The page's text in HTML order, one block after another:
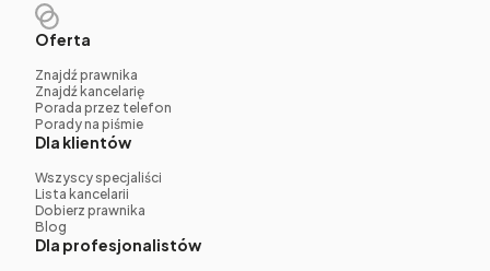
Oferta
Znajdź prawnika
Znajdź kancelarię
Porada przez telefon
Porady na piśmie
Dla klientów
Wszyscy specjaliści
Lista kancelarii
Dobierz prawnika
Blog
Dla profesjonalistów